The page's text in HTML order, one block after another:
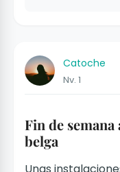
Catoche
Nv. 1
Fin de semana
belga
Unas